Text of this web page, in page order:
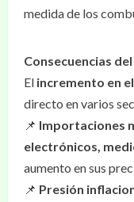
medida de los
Consecuencias
El incremento en
directo en varios
📌 Importaciones
electrónicos,
aumento en sus
📌 Presión